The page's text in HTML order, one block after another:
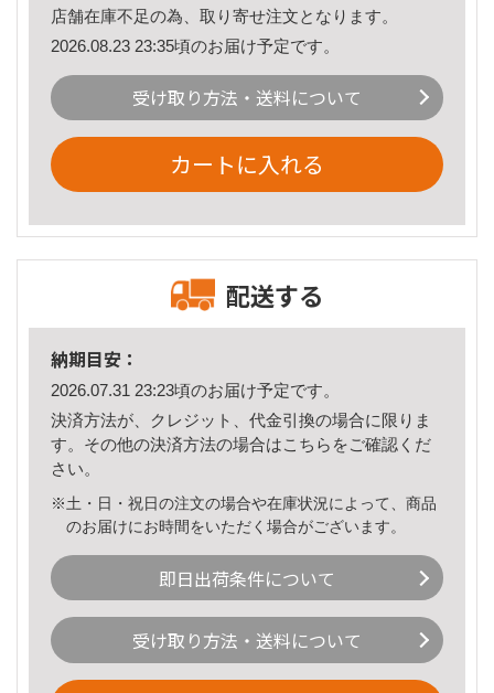
店舗在庫不足の為、取り寄せ注文となります。
2026.08.23 23:35頃のお届け予定です。
受け取り方法・送料について
カートに入れる
配送する
納期目安：
2026.07.31 23:23頃のお届け予定です。
決済方法が、クレジット、代金引換の場合に限りま
す。その他の決済方法の場合はこちら をご確認くだ
さい。
※土・日・祝日の注文の場合や在庫状況によって、商品
のお届けにお時間をいただく場合がございます。
即日出荷条件について
受け取り方法・送料について